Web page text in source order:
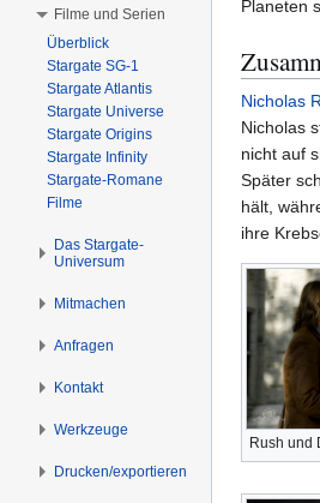
i
g
a
t
i
o
n
s
p
e
n
h
e
s
p
r
i
n
g
e
Planeten
Nicholas
Nicholas
nicht auf
Später
hält,
ihre
Rush und
Filme und Serien
Überblick
Stargate SG-1
Stargate Atlantis
Stargate Universe
Stargate Origins
Stargate Infinity
Stargate-Romane
Filme
Das Stargate-
Universum
Mitmachen
Anfragen
Kontakt
Werkzeuge
Drucken/­exportieren